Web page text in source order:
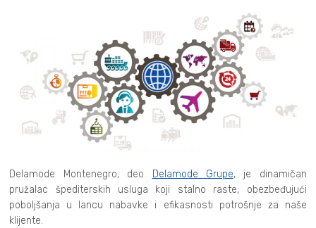
Delamode Montenegro, deo Delamode Grupe, je dinamičan
pružalac špediterskih usluga koji stalno raste, obezbeđujući
poboljšanja u lancu nabavke i efikasnosti potrošnje za naše
klijente.